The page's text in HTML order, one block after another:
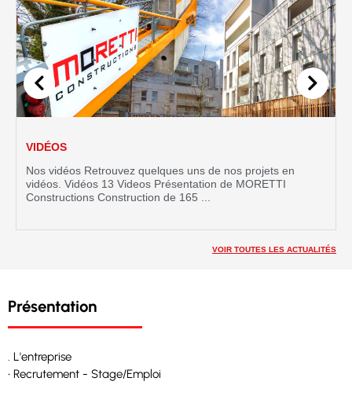
VIDÉOS
Nos vidéos Retrouvez quelques uns de nos projets en
vidéos. Vidéos 13 Videos Présentation de MORETTI
Constructions Construction de 165 ...
VOIR TOUTES LES ACTUALITÉS
Présentation
. L'entreprise
• Recrutement - Stage/Emploi